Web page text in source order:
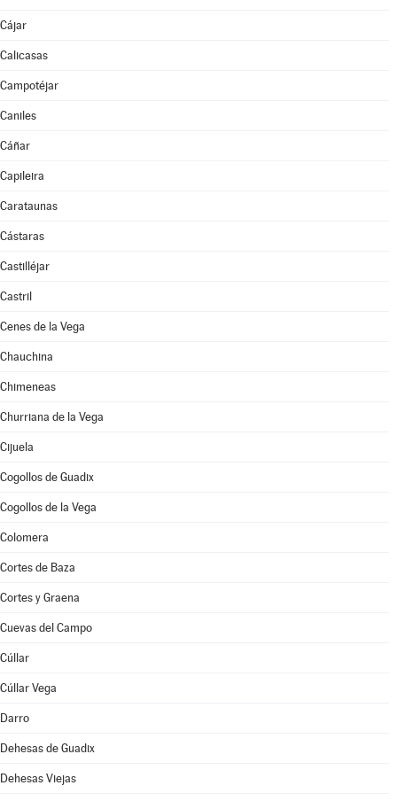
Cájar
Calicasas
Campotéjar
Caniles
Cáñar
Capileira
Carataunas
Cástaras
Castilléjar
Castril
Cenes de la Vega
Chauchina
Chimeneas
Churriana de la Vega
Cijuela
Cogollos de Guadix
Cogollos de la Vega
Colomera
Cortes de Baza
Cortes y Graena
Cuevas del Campo
Cúllar
Cúllar Vega
Darro
Dehesas de Guadix
Dehesas Viejas